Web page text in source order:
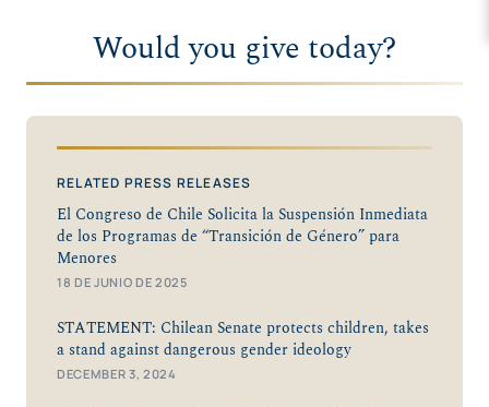
Would you give today?
RELATED PRESS RELEASES
El Congreso de Chile Solicita la Suspensión Inmediata
de los Programas de “Transición de Género” para
Menores
18 DE JUNIO DE 2025
STATEMENT: Chilean Senate protects children, takes
a stand against dangerous gender ideology
DECEMBER 3, 2024